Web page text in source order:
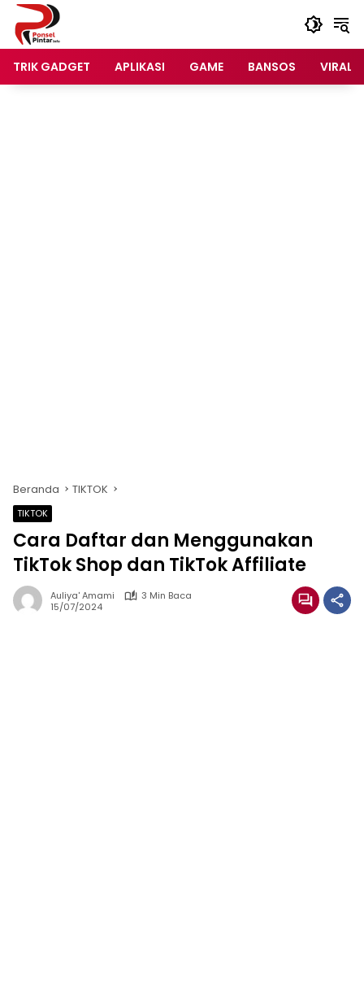
Langsung
konten
TRIK GADGET
APLIKASI GAME BANSOS VIRAL
Beranda TIKTOK
TIKTOK
Cara Daftar dan Menggunakan
TikTok Shop dan TikTok Affiliate
Auliya' Amami
3 Min Baca
15/07/2024